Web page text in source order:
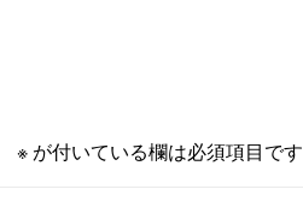
※ が付いている欄は必須項目です